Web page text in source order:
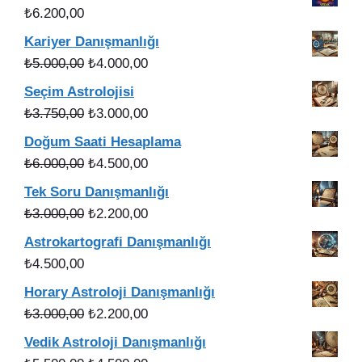
₺6.200,00
Kariyer Danışmanlığı
₺5.000,00 Orijinal
fiyat:
₺5.000,00.
₺4.000,00Şu
fiyat:
Seçim Astrolojisi
₺3.750,00 Orijinal
fiyat:
₺3.750,00.
₺3.000,00Şu
andaki
fiyat:
Doğum Saati Hesaplama
₺6.000,00 Orijinal
fiyat:
₺6.000,00.
₺4.500,00Şu
andaki
fiyat:
Tek Soru Danışmanlığı
₺3.000,00 Orijinal
fiyat:
₺2.200,00Şu
Astrokartografi Danışmanlığı
₺4.500,00
Horary Astroloji Danışmanlığı
₺3.000,00 Orijinal
fiyat:
₺3.000,00.
₺2.200,00Şu
fiyat:
Vedik Astroloji Danışmanlığı